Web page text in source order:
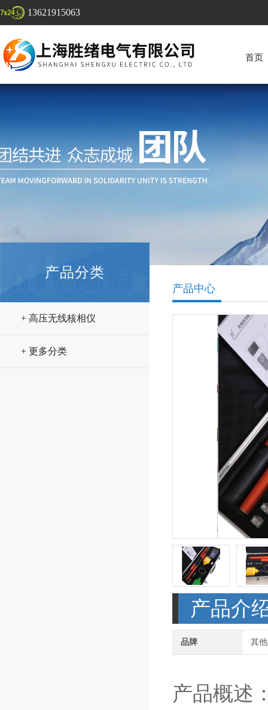
13621915063
首页
产品分类
+ 高压无线核相仪
+ 更多分类
产品中心
产品介
品牌 其
产品概述